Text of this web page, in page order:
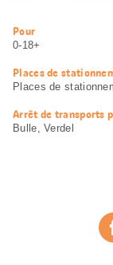
Informations
utiles
Pour
0-18+
Places de
Places de
Arrêt de transports
Bulle, Verdel